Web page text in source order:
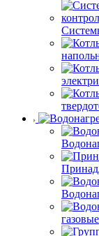
газовые